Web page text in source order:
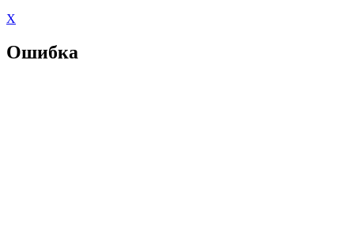
X
Ошибка